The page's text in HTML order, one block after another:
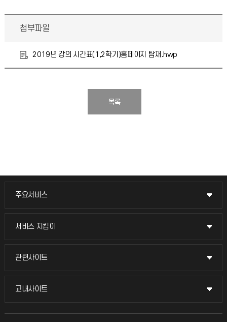
첨부파일
2019년 강의 시간표(1,2학기)홈페이지 탑재.hwp
목록
주요서비스
주요서비스
교무회의방송
서비스 지킴이
서비스 지킴이
묻고 답하기
관련사이트
관련사이트
국방헬프콜
교내사이트
교내사이트
교수회